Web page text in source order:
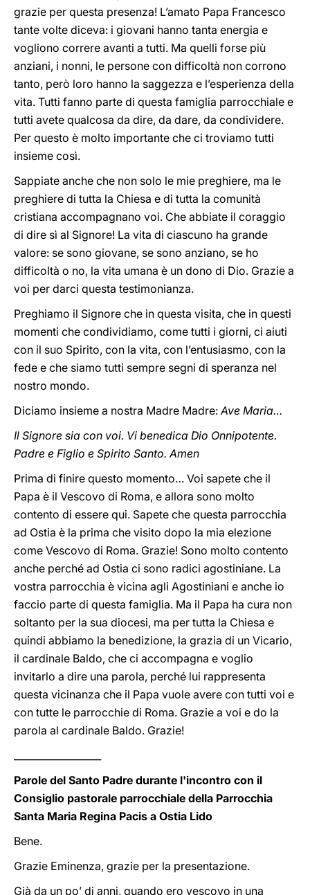
grazie per questa presenza! L’amato Papa Francesco
tante volte diceva: i giovani hanno tanta energia e
vogliono correre avanti a tutti. Ma quelli forse più
anziani, i nonni, le persone con difficoltà non corrono
tanto, però loro hanno la saggezza e l’esperienza della
vita. Tutti fanno parte di questa famiglia parrocchiale e
tutti avete qualcosa da dire, da dare, da condividere.
Per questo è molto importante che ci troviamo tutti
insieme così.
Sappiate anche che non solo le mie preghiere, ma le
preghiere di tutta la Chiesa e di tutta la comunità
cristiana accompagnano voi. Che abbiate il coraggio
di dire sì al Signore! La vita di ciascuno ha grande
valore: se sono giovane, se sono anziano, se ho
difficoltà o no, la vita umana è un dono di Dio. Grazie a
voi per darci questa testimonianza.
Preghiamo il Signore che in questa visita, che in questi
momenti che condividiamo, come tutti i giorni, ci aiuti
con il suo Spirito, con la vita, con l’entusiasmo, con la
fede e che siamo tutti sempre segni di speranza nel
nostro mondo.
Diciamo insieme a nostra Madre Madre:Ave Maria…
Il Signore sia con voi. Vi benedica Dio Onnipotente.
Padre e Figlio e Spirito Santo. Amen
Prima di finire questo momento… Voi sapete che il
Papa è il Vescovo di Roma, e allora sono molto
contento di essere qui. Sapete che questa parrocchia
ad Ostia è la prima che visito dopo la mia elezione
come Vescovo di Roma. Grazie! Sono molto contento
anche perché ad Ostia ci sono radici agostiniane. La
vostra parrocchia è vicina agli Agostiniani e anche io
faccio parte di questa famiglia. Ma il Papa ha cura non
soltanto per la sua diocesi, ma per tutta la Chiesa e
quindi abbiamo la benedizione, la grazia di un Vicario,
il cardinale Baldo, che ci accompagna e voglio
invitarlo a dire una parola, perché lui rappresenta
questa vicinanza che il Papa vuole avere con tutti voi e
con tutte le parrocchie di Roma. Grazie a voi e do la
parola al cardinale Baldo. Grazie!
Parole del Santo Padre durante l'incontro con il
Consiglio pastorale parrocchiale della Parrocchia
Santa Maria Regina Pacis a Ostia Lido
Bene.
Grazie Eminenza, grazie per la presentazione.
Già da un po’ di anni, quando ero vescovo in una